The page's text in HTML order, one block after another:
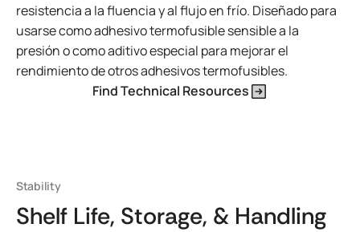
resistencia a la fluencia y al flujo en frío. Diseñado para
usarse como adhesivo termofusible sensible a la
presión o como aditivo especial para mejorar el
rendimiento de otros adhesivos termofusibles.
Find Technical Resources
Stability
Shelf Life, Storage, & Handling